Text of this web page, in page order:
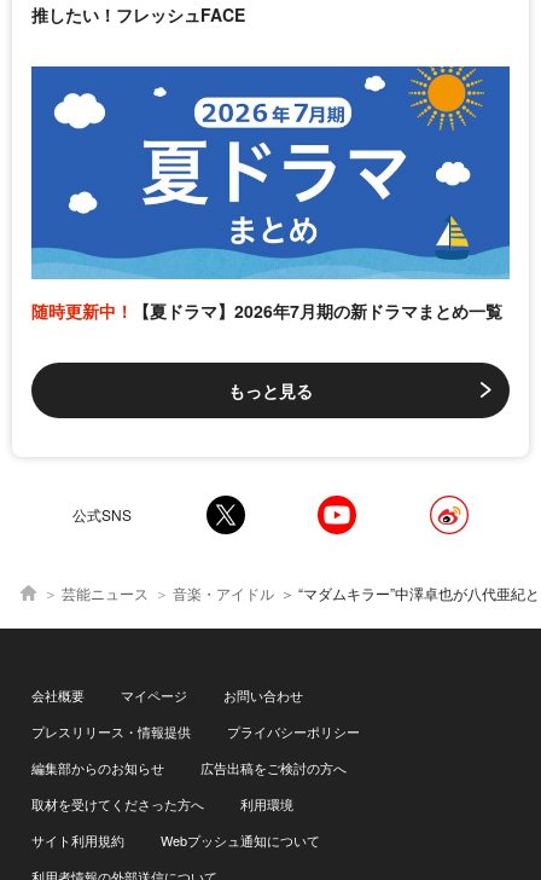
推したい！フレッシュFACE
随時更新中！ 【夏ドラマ】2026年7月期の新ドラマまとめ一覧
もっと見る
公式SNS
芸能ニュース 音楽・アイドル “マダムキラー”中澤卓也が八代亜紀と「雨の慕情」をデュエット＆
会社概要 マイページ
お問い合わせ
プレスリリース・情報提供
プライバシーポリシー
編集部からのお知らせ
広告出稿をご検討の方へ
取材を受けてくださった方へ
利用環境
サイト利用規約
Webプッシュ通知について